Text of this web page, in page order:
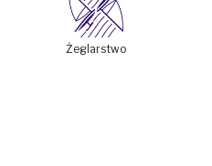
Żeglarstwo